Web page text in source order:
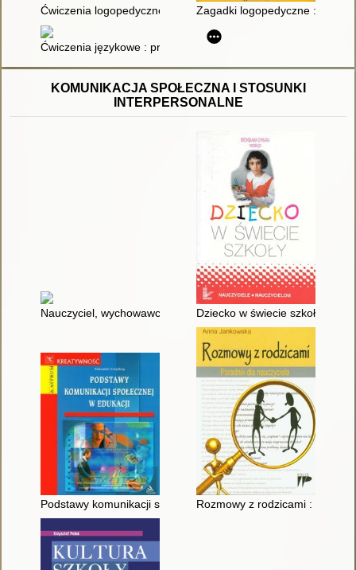
Ćwiczenia logopedyczne dla przedszkolaków
Zagadki logopedyczne :
Ćwiczenia językowe : propozycje zadań dla dzieci i dorosłych
KOMUNIKACJA SPOŁECZNA I STOSUNKI
INTERPERSONALNE
Nauczyciel, wychowawca, pedagog : szkolne wyzwania
Dziecko w świecie szkoły :
Podstawy komunikacji społecznej w edukacji
Rozmowy z rodzicami :